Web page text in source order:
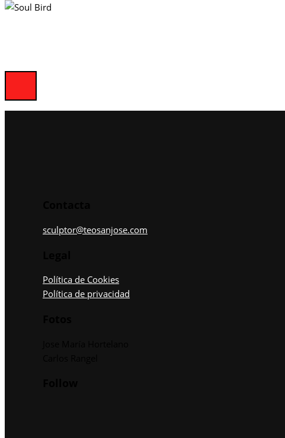
sculptor@teosanjose.com
Política de Cookies
Política de privacidad